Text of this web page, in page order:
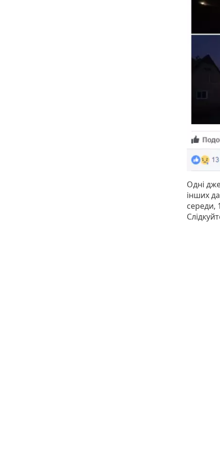
Одні
інших
середи,